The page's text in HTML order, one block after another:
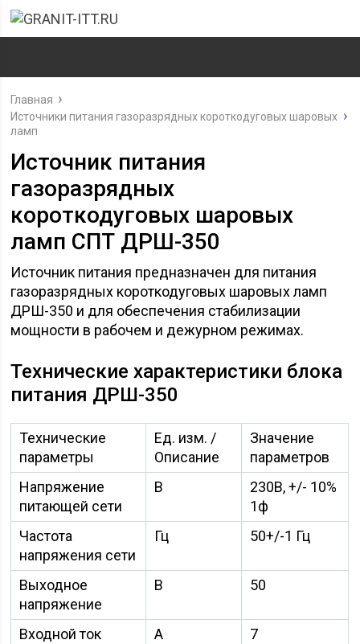
Главная
Источники питания газоразрядных короткодуговых шаровых
ламп
Источник питания
газоразрядных
короткодуговых шаровых
ламп СПТ ДРШ-350
Источник питания предназначен для питания
газоразрядных короткодуговых шаровых ламп
ДРШ-350 и для обеспечения стабилизации
мощности в рабочем и дежурном режимах.
Технические характеристики блока
питания ДРШ-350
Технические
параметры
Ед. изм. /
Описание
Значение
параметров
Напряжение
питающей сети
В
230В, +/- 10%
1ф
Частота
напряжения сети
Гц 50+/-1 Гц
Выходное
напряжение
В 50
Входной ток А
7